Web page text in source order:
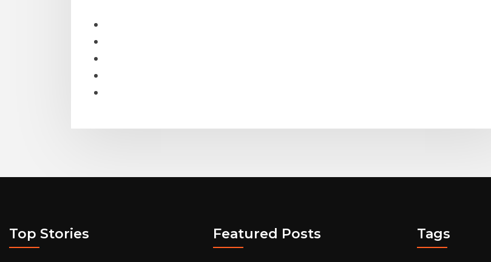
Top Stories Featured Posts Tags